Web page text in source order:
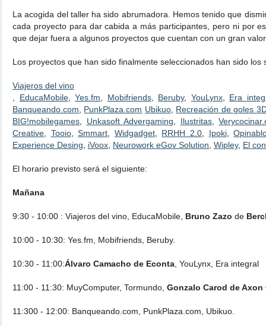
La acogida del taller ha sido abrumadora. Hemos tenido que
cada proyecto para dar cabida a más participantes, pero ni por
que dejar fuera a algunos proyectos que cuentan con un gran
Los proyectos que han sido finalmente seleccionados han sido los
Viajeros del vino
EducaMobile,Yes.fm Mobifriends, Beruby, YouLynx, Era
Banqueando.com
PunkPlaza.com Ubikuo, Recreación de goles
BIG!mobilegames
Unkasoft Advergaming Ilustritas,
Creative
Tooio,Smmart Widgadget, RRHH 2.0 Ipoki,
Experience Desing
iVoox Neurowork eGov Solution Wipley, El
El horario previsto será el siguiente:
Mañana
9:30 - 10:00 : Viajeros del vino, EducaMobile, Bruno Zazo de
10:00 - 10:30: Yes.fm, Mobifriends, Beruby.
10:30 - 11:00:Álvaro Camacho de Econta , YouLynx, Era integral
11:00 - 11:30: MuyComputer, Tormundo, Gonzalo Carod de Axon
11:300 - 12:00: Banqueando.com, PunkPlaza.com, Ubikuo.